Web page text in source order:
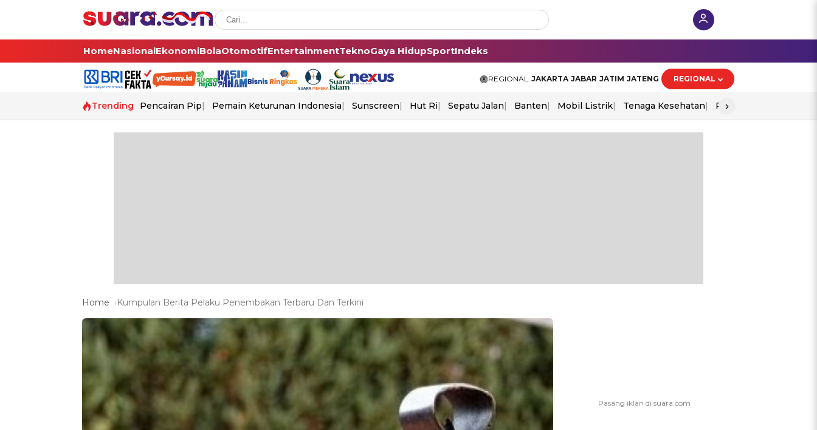
HomeNasionalEkonomiBolaOtomotifEntertainmentTeknoGaya HidupSportIndeks
REGIONAL: JAKARTA JABAR JATIM JATENG REGIONAL
Trending Pencairan Pip Pemain Keturunan Indonesia Sunscreen Hut Ri Sepatu Jalan Banten Mobil Listrik Tenaga Kesehatan Perang As-Iran
›
Home Kumpulan Berita Pelaku Penembakan Terbaru Dan Terkini